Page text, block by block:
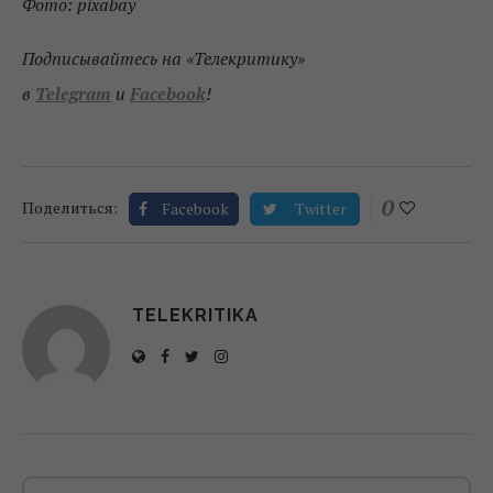
Подписывайтесь на «Телекритику»
в Telegram и Facebook!
Поделиться: Facebook Twitter 0
TELEKRITIKA